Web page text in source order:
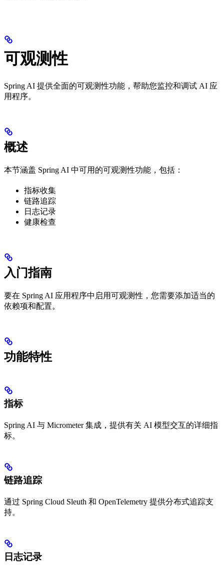
可观测性
Spring AI 提供全面的可观测性功能，帮助您监控和调试 AI 应
用程序。
概述
本节涵盖 Spring AI 中可用的可观测性功能，包括：
指标收集
链路追踪
日志记录
健康检查
入门指南
要在 Spring AI 应用程序中启用可观测性，您需要添加适当的
依赖项和配置。
功能特性
指标
Spring AI 与 Micrometer 集成，提供有关 AI 模型交互的详细指
标。
链路追踪
通过 Spring Cloud Sleuth 和 OpenTelemetry 提供分布式追踪支
持。
日志记录